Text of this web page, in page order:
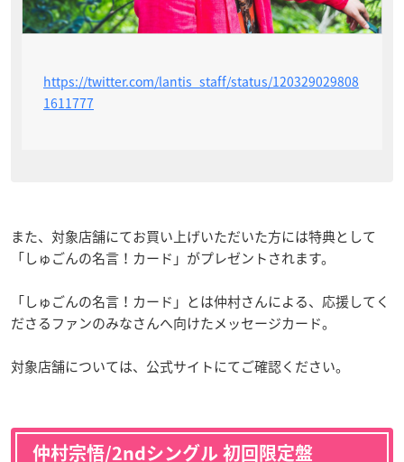
https://twitter.com/lantis_staff/status/120329029808
1611777
また、対象店舗にてお買い上げいただいた方には特典として
「しゅごんの名言！カード」がプレゼントされます。
「しゅごんの名言！カード」とは仲村さんによる、応援してく
ださるファンのみなさんへ向けたメッセージカード。
対象店舗については、公式サイトにてご確認ください。
仲村宗悟/2ndシングル 初回限定盤